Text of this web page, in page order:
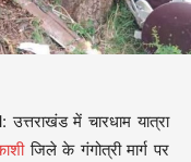
: उत्तराखंड में चारधाम यात्रा
जिले के गंगोत्री मार्ग पर